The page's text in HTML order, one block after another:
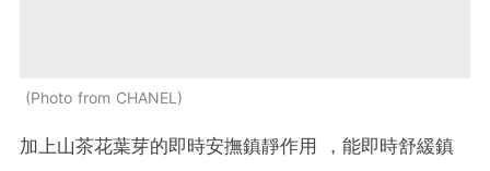
Photo from CHANEL
加上山茶花葉芽的即時安撫鎮靜作用 ，能即時舒緩鎮